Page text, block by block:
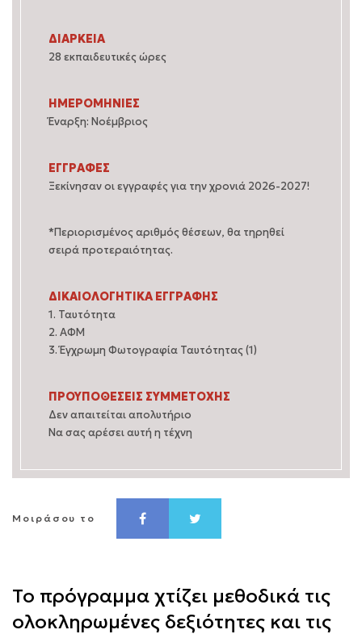
ΔΙΑΡΚΕΙΑ
28 εκπαιδευτικές ώρες
ΗΜΕΡΟΜΗΝΙΕΣ
Έναρξη: Νοέμβριος
ΕΓΓΡΑΦΕΣ
Ξεκίνησαν οι εγγραφές για την χρονιά 2026-2027!
*Περιορισμένος αριθμός θέσεων, θα τηρηθεί
σειρά προτεραιότητας.
ΔΙΚΑΙΟΛΟΓΗΤΙΚΑ ΕΓΓΡΑΦΗΣ
1. Ταυτότητα
2. ΑΦΜ
3. Έγχρωμη Φωτογραφία Ταυτότητας (1)
ΠΡΟΥΠΟΘΕΣΕΙΣ ΣΥΜΜΕΤΟΧΗΣ
Δεν απαιτείται απολυτήριο
Να σας αρέσει αυτή η τέχνη
Μοιράσου το
Το πρόγραμμα χτίζει μεθοδικά τις
ολοκληρωμένες δεξιότητες και τις